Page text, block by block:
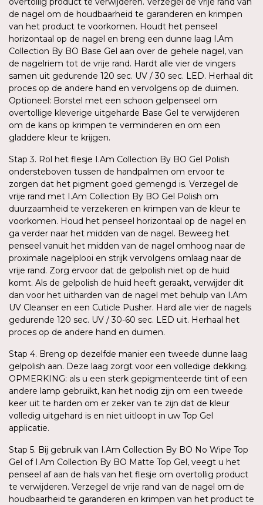
de nagel om de houdbaarheid te garanderen en krimpen
van het product te voorkomen. Houdt het penseel
horizontaal op de nagel en breng een dunne laag I.Am
Collection By BO Base Gel aan over de gehele nagel, van
de nagelriem tot de vrije rand. Hardt alle vier de vingers
samen uit gedurende 120 sec. UV / 30 sec. LED. Herhaal dit
proces op de andere hand en vervolgens op de duimen.
Optioneel: Borstel met een schoon gelpenseel om
overtollige kleverige uitgeharde Base Gel te verwijderen
om de kans op krimpen te verminderen en om een
gladdere kleur te krijgen.
Stap 3. Rol het flesje I.Am Collection By BO Gel Polish
ondersteboven tussen de handpalmen om ervoor te
zorgen dat het pigment goed gemengd is. Verzegel de
vrije rand met I.Am Collection By BO Gel Polish om
duurzaamheid te verzekeren en krimpen van de kleur te
voorkomen. Houd het penseel horizontaal op de nagel en
ga verder naar het midden van de nagel. Beweeg het
penseel vanuit het midden van de nagel omhoog naar de
proximale nagelplooi en strijk vervolgens omlaag naar de
vrije rand. Zorg ervoor dat de gelpolish niet op de huid
komt. Als de gelpolish de huid heeft geraakt, verwijder dit
dan voor het uitharden van de nagel met behulp van I.Am
UV Cleanser en een Cuticle Pusher. Hard alle vier de nagels
gedurende 120 sec. UV / 30-60 sec. LED uit. Herhaal het
proces op de andere hand en duimen.
Stap 4. Breng op dezelfde manier een tweede dunne laag
gelpolish aan. Deze laag zorgt voor een volledige dekking.
OPMERKING: als u een sterk gepigmenteerde tint of een
andere lamp gebruikt, kan het nodig zijn om een tweede
keer uit te harden om er zeker van te zijn dat de kleur
volledig uitgehard is en niet uitloopt in uw Top Gel
applicatie.
Stap 5. Bij gebruik van I.Am Collection By BO No Wipe Top
Gel of I.Am Collection By BO Matte Top Gel, veegt u het
penseel af aan de hals van het flesje om overtollig product
te verwijderen. Verzegel de vrije rand van de nagel om de
houdbaarheid te garanderen en krimpen van het product te